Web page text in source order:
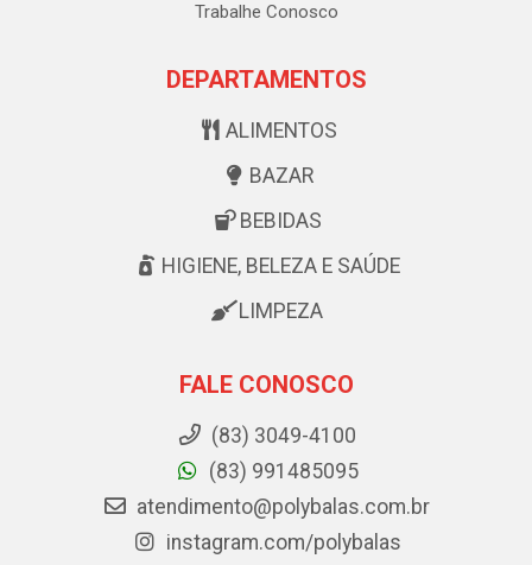
Trabalhe Conosco
DEPARTAMENTOS
ALIMENTOS
BAZAR
BEBIDAS
HIGIENE, BELEZA E SAÚDE
LIMPEZA
FALE CONOSCO
(83) 3049-4100
(83) 991485095
atendimento@polybalas.com.br
instagram.com/polybalas